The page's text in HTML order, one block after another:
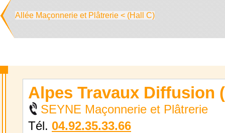
Allée Maçonnerie et Plâtrerie < (Hall C)
Alpes Travaux Diffusion
SEYNE Maçonnerie et Plâtrerie
Tél. 04.92.35.33.66